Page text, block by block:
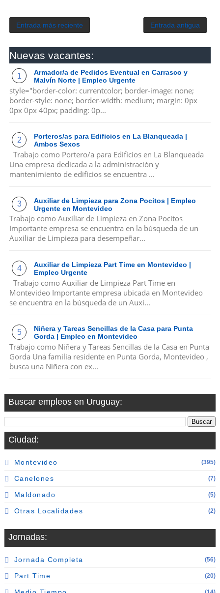
Entrada más reciente Entrada antigua
Nuevas vacantes:
Armador/a de Pedidos Eventual en Carrasco y
Malvín Norte | Empleo Urgente
style="border-color: currentcolor; border-image: none;
border-style: none; border-width: medium; margin: 0px
0px 0px 40px; padding: 0p...
Porteros/as para Edificios en La Blanqueada |
Ambos Sexos
Trabajo como Portero/a para Edificios en La Blanqueada
Una empresa dedicada a la administración y
mantenimiento de edificios se encuentra ...
Auxiliar de Limpieza para Zona Pocitos | Empleo
Urgente en Montevideo
Trabajo como Auxiliar de Limpieza en Zona Pocitos
Importante empresa se encuentra en la búsqueda de un
Auxiliar de Limpieza para desempeñar...
Auxiliar de Limpieza Part Time en Montevideo |
Empleo Urgente
Trabajo como Auxiliar de Limpieza Part Time en
Montevideo Importante empresa ubicada en Montevideo
se encuentra en la búsqueda de un Auxi...
Niñera y Tareas Sencillas de la Casa para Punta
Gorda | Empleo en Montevideo
Trabajo como Niñera y Tareas Sencillas de la Casa en Punta
Gorda Una familia residente en Punta Gorda, Montevideo ,
busca una Niñera con ex...
Buscar empleos en Uruguay:
Ciudad:
Montevideo (395)
Canelones (7)
Maldonado (5)
Otras Localidades (2)
Jornadas:
Jornada Completa (56)
Part Time (20)